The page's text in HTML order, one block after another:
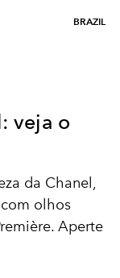
BRAZIL
veja o
da Chanel,
olhos
Aperte